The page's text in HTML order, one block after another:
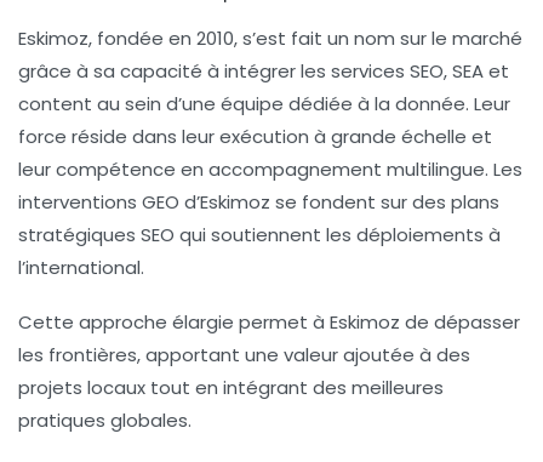
Eskimoz, fondée en 2010, s’est fait un nom sur le marché
grâce à sa capacité à intégrer les services SEO, SEA et
content au sein d’une équipe dédiée à la donnée. Leur
force réside dans leur exécution à grande échelle et
leur compétence en accompagnement multilingue. Les
interventions GEO d’Eskimoz se fondent sur des plans
stratégiques SEO qui soutiennent les déploiements à
l’international.
Cette approche élargie permet à Eskimoz de dépasser
les frontières, apportant une valeur ajoutée à des
projets locaux tout en intégrant des meilleures
pratiques globales.